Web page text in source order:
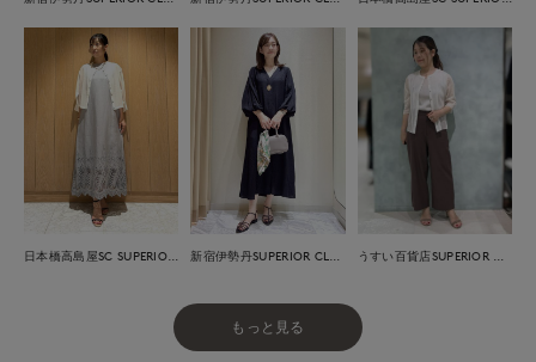
もっと見る